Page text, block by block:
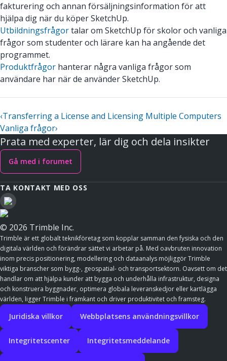
fakturering och annan försäljningsinformation för att
hjälpa dig när du köper SketchUp.
Utbildningsfrågortalar om SketchUp för skolor och vanliga
frågor som studenter och lärare kan ha angående det
programmet.
Produktfrågor hanterar några vanliga frågor som
användare har när de använder SketchUp.
‹Transferring a License and Licensing Multiple Computers
Vanliga frågor›
Prata med experter, lär dig och dela insikter
Gå med i forumet
TA KONTAKT MED OSS
© 2026 Trimble Inc.
Trimble är ett globalt teknikföretag som kopplar samman den fysiska och den
digitala världen och förändrar sättet vi arbetar på. Med oavbruten innovation
inom precis positionering, modellering och dataanalys möjliggör Trimble
viktiga branscher som bygg-, geospatial- och transportsektorn. Oavsett om det
handlar om att hjälpa kunder att bygga och underhålla infrastruktur, designa
och konstruera byggnader, optimera globala leveranskedjor eller kartlägga
världen, ligger Trimble i framkant och driver produktivitet och framsteg.
Juridiska villkor Webbplatsens användningsvillkor
Integritetscenter Integritetsmeddelande